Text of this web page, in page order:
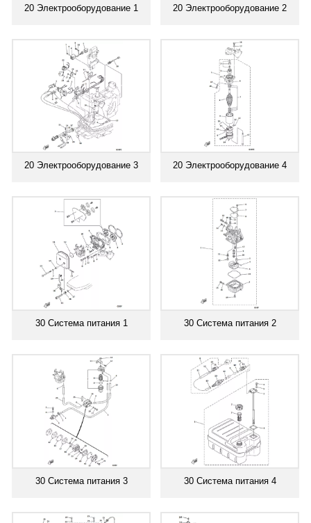
20 Электрооборудование 1 20 Электрооборудование 2
20 Электрооборудование 3 20 Электрооборудование 4
30 Система питания 1 30 Система питания 2
30 Система питания 3 30 Система питания 4